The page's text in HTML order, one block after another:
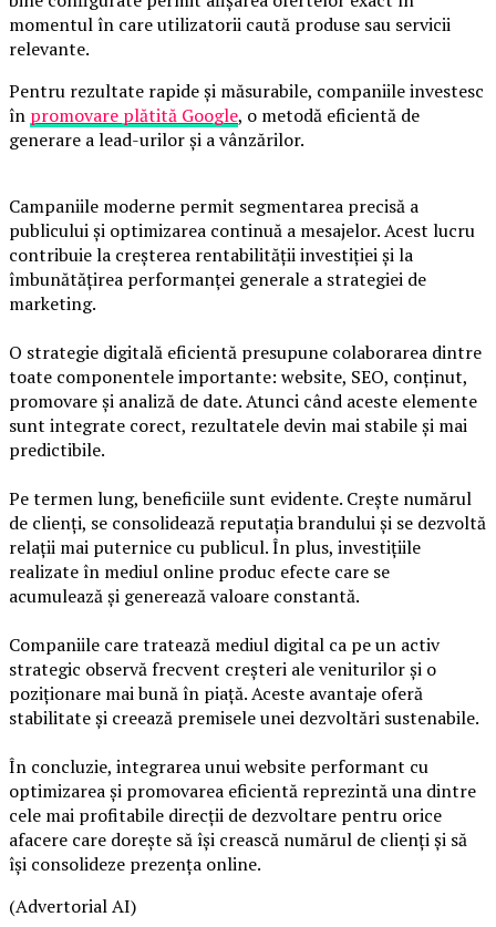
momentul în care utilizatorii caută produse sau servicii
relevante.
Pentru rezultate rapide și măsurabile, companiile investesc
în promovare plătită Google, o metodă eficientă de
generare a lead-urilor și a vânzărilor.
Campaniile moderne permit segmentarea precisă a
publicului și optimizarea continuă a mesajelor. Acest lucru
contribuie la creșterea rentabilității investiției și la
îmbunătățirea performanței generale a strategiei de
marketing.
O strategie digitală eficientă presupune colaborarea dintre
toate componentele importante: website, SEO, conținut,
promovare și analiză de date. Atunci când aceste elemente
sunt integrate corect, rezultatele devin mai stabile și mai
predictibile.
Pe termen lung, beneficiile sunt evidente. Crește numărul
de clienți, se consolidează reputația brandului și se dezvoltă
relații mai puternice cu publicul. În plus, investițiile
realizate în mediul online produc efecte care se
acumulează și generează valoare constantă.
Companiile care tratează mediul digital ca pe un activ
strategic observă frecvent creșteri ale veniturilor și o
poziționare mai bună în piață. Aceste avantaje oferă
stabilitate și creează premisele unei dezvoltări sustenabile.
În concluzie, integrarea unui website performant cu
optimizarea și promovarea eficientă reprezintă una dintre
cele mai profitabile direcții de dezvoltare pentru orice
afacere care dorește să își crească numărul de clienți și să
își consolideze prezența online.
(Advertorial AI)